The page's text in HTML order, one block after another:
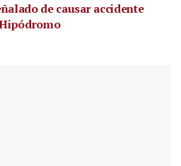
de causar accidente